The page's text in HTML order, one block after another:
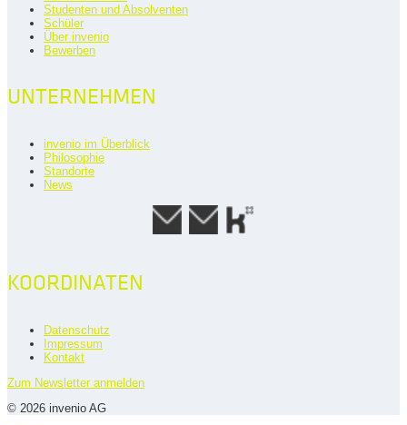
Studenten und Absolventen
Schüler
Über invenio
Bewerben
UNTERNEHMEN
invenio im Überblick
Philosophie
Standorte
News
KOORDINATEN
Datenschutz
Impressum
Kontakt
Zum Newsletter anmelden
© 2026 invenio AG